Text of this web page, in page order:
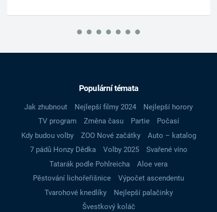
Populární témata
Jak zhubnout Nejlepší filmy 2024
Nejlepší horory
TV program
Změna času Partie
Počasí
Kdy budou volby
ZOO Nové začátky
Auto – katalog
7 pádů Honzy Dědka
Volby 2025
Svařené víno
Tatarák podle Pohlreicha
Aloe vera
Pěstování lichořeřišnice
Výpočet ascendentu
Tvarohové knedlíky
Nejlepší palačinky
Švestkový koláč